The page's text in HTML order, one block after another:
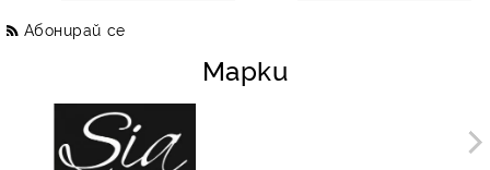
Абонирай се
Марки